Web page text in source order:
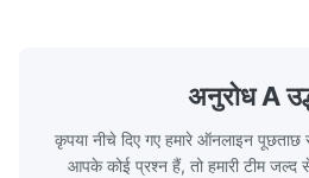
the basic component of boiler
circulation loop.Because of both
अनुरोध A
कृपया नीचे दिए गए हमारे ऑनलाइन पूछताछ
आपके कोई प्रश्न हैं, तो हमारी टीम